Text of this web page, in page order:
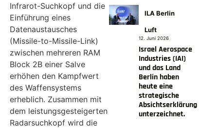
Infrarot-Suchkopf und die
Einführung eines
Datenaustausches
(Missile-to-Missile-Link)
zwischen mehreren RAM
Block 2B einer Salve
erhöhen den Kampfwert
des Waffensystems
erheblich. Zusammen mit
dem leistungsgesteigerten
Radarsuchkopf wird die
ILA Berlin
Luft
12. Juni 2026
Israel Aerospace
Industries (IAI)
und das Land
Berlin haben
heute eine
strategische
Absichtserklärung
unterzeichnet.